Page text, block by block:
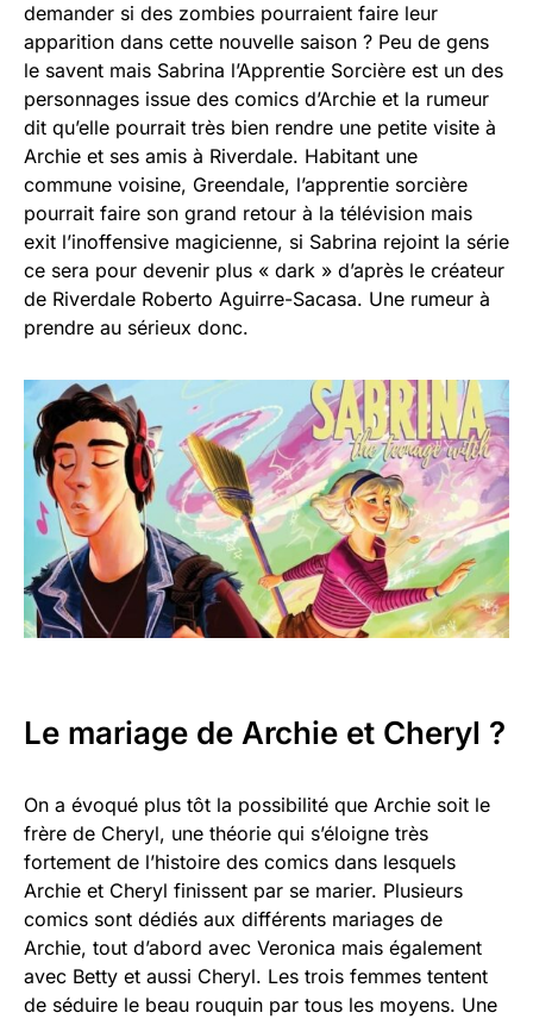
demander si des zombies pourraient faire leur
apparition dans cette nouvelle saison ? Peu de gens
le savent mais Sabrina l’Apprentie Sorcière est un des
personnages issue des comics d’Archie et la rumeur
dit qu’elle pourrait très bien rendre une petite visite à
Archie et ses amis à Riverdale. Habitant une
commune voisine, Greendale, l’apprentie sorcière
pourrait faire son grand retour à la télévision mais
exit l’inoffensive magicienne, si Sabrina rejoint la série
ce sera pour devenir plus « dark » d’après le créateur
de Riverdale Roberto Aguirre-Sacasa. Une rumeur à
prendre au sérieux donc.
Le mariage de Archie et Cheryl ?
On a évoqué plus tôt la possibilité que Archie soit le
frère de Cheryl, une théorie qui s’éloigne très
fortement de l’histoire des comics dans lesquels
Archie et Cheryl finissent par se marier. Plusieurs
comics sont dédiés aux différents mariages de
Archie, tout d’abord avec Veronica mais également
avec Betty et aussi Cheryl. Les trois femmes tentent
de séduire le beau rouquin par tous les moyens. Une